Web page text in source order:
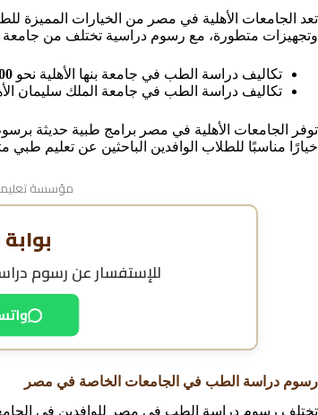
تعد الجامعات الأهلية في مصر من الخيارات المميزة
وتجهيزات متطورة، مع رسوم دراسية تختلف من جامعة
تكاليف دراسة الطب في جامعة بنها الأهلية نحو 6000
تكاليف دراسة الطب في جامعة الملك سليمان
توفر الجامعات الأهلية في مصر برامج طبية حديثة
خيارًا مناسبًا للطلاب الوافدين الباحثين عن تعليم طبي
مؤسسة
للإستفسار عنرسوم
رسوم دراسة الطب في الجامعات الخاصة في مصر
تختلف رسوم دراسة الطب في مصر للوافدين في